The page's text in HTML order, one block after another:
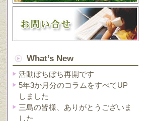
What’s New
活動ぼちぼち再開です
5年3か月分のコラムをすべてUP
しました
三島の皆様、ありがとうございま
した